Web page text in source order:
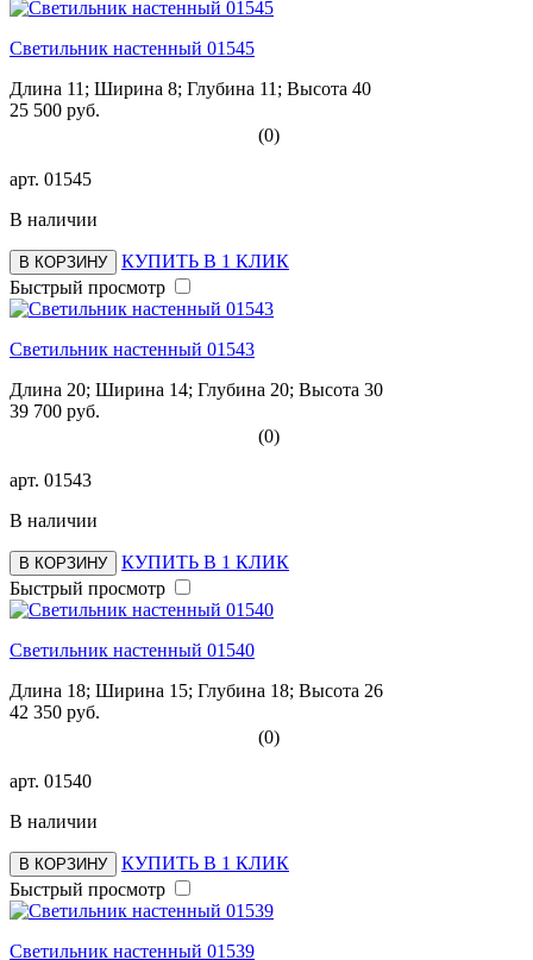
Светильник настенный 01545
Длина 11; Ширина 8; Глубина 11; Высота 40
25 500 руб.
(0)
арт. 01545
В наличии
В КОРЗИНУ
КУПИТЬ В 1 КЛИК
Быстрый просмотр
Светильник настенный 01543
Длина 20; Ширина 14; Глубина 20; Высота 30
39 700 руб.
(0)
арт. 01543
В наличии
В КОРЗИНУ
КУПИТЬ В 1 КЛИК
Быстрый просмотр
Светильник настенный 01540
Длина 18; Ширина 15; Глубина 18; Высота 26
42 350 руб.
(0)
арт. 01540
В наличии
В КОРЗИНУ
КУПИТЬ В 1 КЛИК
Быстрый просмотр
Светильник настенный 01539